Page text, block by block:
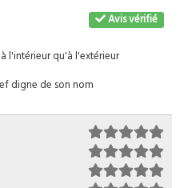
Avis vérifié
l'intérieur qu'à l'extérieur
digne de son nom